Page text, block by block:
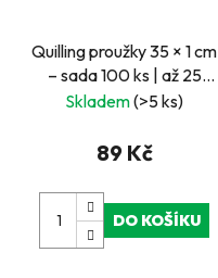
Quilling proužky 35 × 1 cm
– sada 100 ks | až 25
hvězd 4 × 4 cm
Skladem(>5 ks)
89 Kč
DO KOŠÍKU